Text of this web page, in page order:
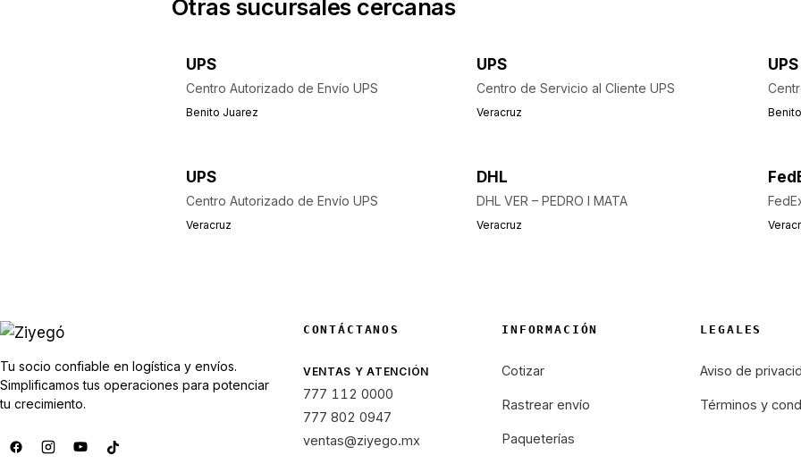
Otras sucursales cercanas
UPS
Centro Autorizado de Envío UPS
Benito Juarez
UPS
Centro de Servicio al Cliente UPS
Veracruz
UPS
UPS
Centro Autorizado de Envío UPS
Veracruz
DHL
DHL VER – PEDRO I MATA
Veracruz
Tu socio confiable en logística y envíos.
Simplificamos tus operaciones para potenciar
tu crecimiento.
CONTÁCTANOS
VENTAS Y ATENCIÓN
777 112 0000
777 802 0947
ventas@ziyego.mx
INFORMACIÓN
Cotizar
Rastrear envío
Paqueterías
LEGALES
Aviso de
Términos y